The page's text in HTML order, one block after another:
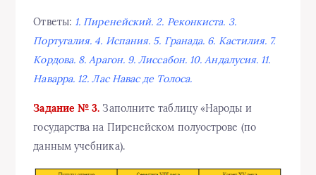
Ответы: 1. Пиренейский. 2. Реконкиста. 3.
Португалия. 4. Испания. 5. Гранада. 6. Кастилия. 7.
Кордова. 8. Арагон. 9. Лиссабон. 10. Андалусия. 11.
Наварра. 12. Лас Навас де Толоса.
Задание № 3. Заполните таблицу «Народы и
государства на Пиренейском полуострове (по
данным учебника).